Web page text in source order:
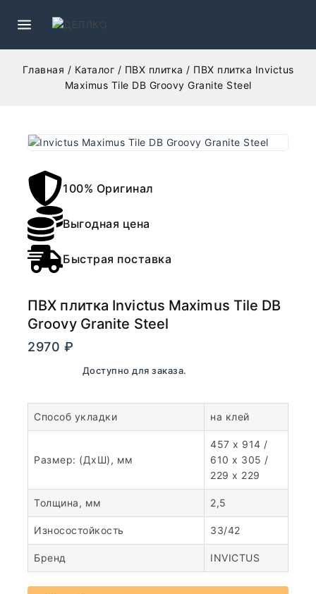
Главная / Каталог / ПВХ плитка / ПВХ плитка Invictus
Maximus Tile DB Groovy Granite Steel
100% Оригинал
Выгодная цена
Быстрая поставка
ПВХ плитка Invictus Maximus Tile DB
Groovy Granite Steel
2970 ₽
В наличии. Доступно для заказа.
Способ укладки на клей
Размер: (ДхШ), мм
457 x 914 /
610 x 305 /
229 x 229
Толщина, мм 2,5
Износостойкость 33/42
Бренд INVICTUS